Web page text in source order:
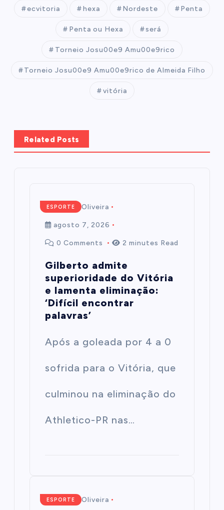
ecvitoria hexa Nordeste Penta
Penta ou Hexa será
Torneio Josu00e9 Amu00e9rico
Torneio Josu00e9 Amu00e9rico de Almeida Filho
vitória
Related Posts
ESPORTE
Mairim de Oliveira
agosto 7, 2026
0 Comments 2 minutes Read
Gilberto admite
superioridade do Vitória
e lamenta eliminação:
‘Difícil encontrar
palavras’
Após a goleada por 4 a 0
sofrida para o Vitória, que
culminou na eliminação do
Athletico-PR nas…
ESPORTE
Mairim de Oliveira